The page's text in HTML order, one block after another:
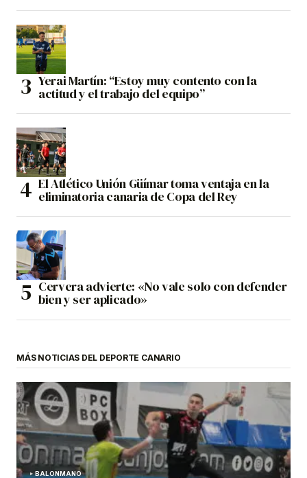
Yerai Martín: “Estoy muy contento con la
actitud y el trabajo del equipo”
El Atlético Unión Güímar toma ventaja en la
eliminatoria canaria de Copa del Rey
Cervera advierte: «No vale solo con defender
bien y ser aplicado»
MÁS NOTICIAS DEL DEPORTE CANARIO
BALONMANO